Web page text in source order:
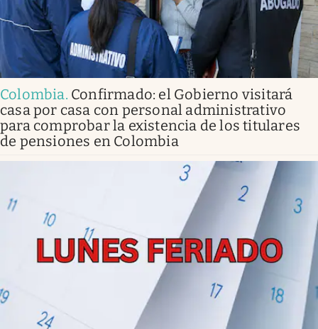
Colombia. Confirmado: el Gobierno visitará
casa por casa con personal administrativo
para comprobar la existencia de los titulares
de pensiones en Colombia